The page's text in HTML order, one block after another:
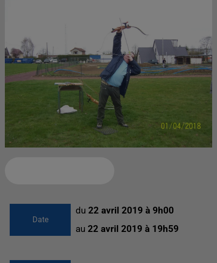
Date
du 22 avril 2019 à 9h00
au 22 avril 2019 à 19h59